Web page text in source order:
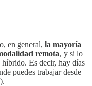
en general, la mayoría
remota, y si lo
Es decir, hay días
puedes trabajar desde